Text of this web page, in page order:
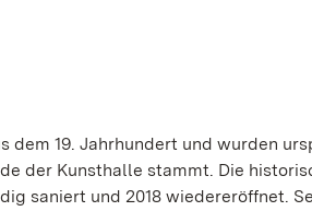
dem 19. Jahrhundert und wurden
der Kunsthalle stammt. Die
saniert und 2018 wiedereröffnet.